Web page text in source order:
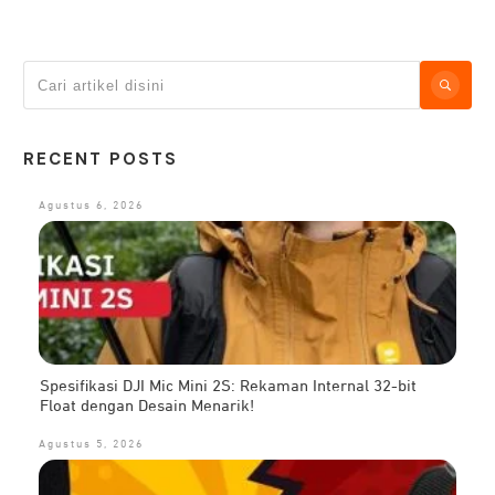
RECENT POSTS
Agustus 6, 2026
Spesifikasi DJI Mic Mini 2S: Rekaman Internal 32-bit
Float dengan Desain Menarik!
Agustus 5, 2026